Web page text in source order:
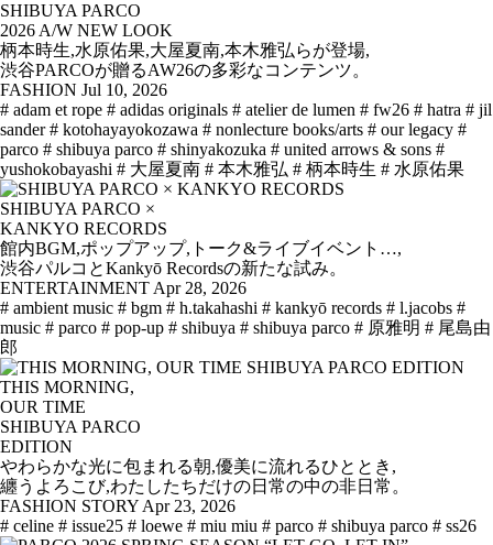
SHIBUYA PARCO
2026 A/W NEW LOOK
柄本時生,水原佑果,大屋夏南,本木雅弘らが登場,
渋谷PARCOが贈るAW26の多彩なコンテンツ。
FASHION Jul 10, 2026
# adam et rope # adidas originals # atelier de lumen # fw26 # hatra # jil
sander # kotohayayokozawa # nonlecture books/arts # our legacy #
parco # shibuya parco # shinyakozuka # united arrows & sons #
yushokobayashi # 大屋夏南 # 本木雅弘 # 柄本時生 # 水原佑果
SHIBUYA PARCO ×
KANKYO RECORDS
館内BGM,ポップアップ,トーク&ライブイベント…,
渋谷パルコとKankyō Recordsの新たな試み。
ENTERTAINMENT Apr 28, 2026
# ambient music # bgm # h.takahashi # kankyō records # l.jacobs #
music # parco # pop-up # shibuya # shibuya parco # 原雅明 # 尾島由
郎
THIS MORNING,
OUR TIME
SHIBUYA PARCO
EDITION
やわらかな光に包まれる朝,優美に流れるひととき,
纏うよろこび,わたしたちだけの日常の中の非日常。
FASHION STORY Apr 23, 2026
# celine # issue25 # loewe # miu miu # parco # shibuya parco # ss26